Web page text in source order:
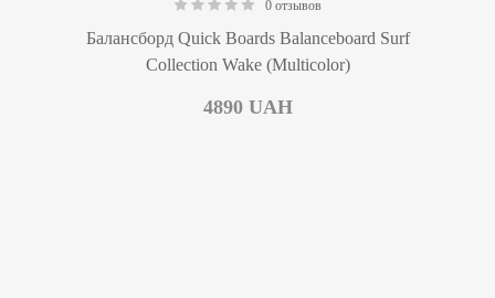
0 отзывов
Балансборд Quick Boards Balanceboard Surf
Collection Wake (Multicolor)
4890 UAH